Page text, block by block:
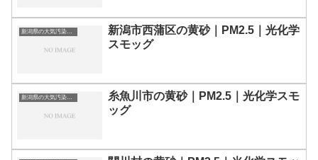
新潟県の大気汚染・PM2.5・黄砂・エアロゾルの数値
新潟市西蒲区の黄砂｜PM2.5｜光化学
スモッグ
新潟県の大気汚染・PM2.5・黄砂・エアロゾルの数値
糸魚川市の黄砂｜PM2.5｜光化学スモ
ッグ